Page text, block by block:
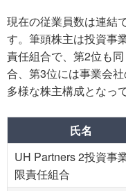
現在の従業員数は連結
す。筆頭株主は投資事
責任組合で、第2位も
合、第3位には事業会
多様な株主構成となっ
氏名
UH Partners 2投資事
限責任組合